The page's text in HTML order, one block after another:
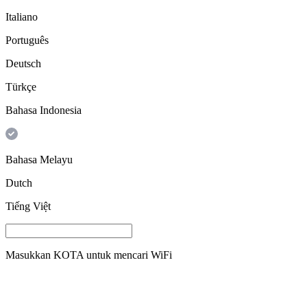
Italiano
Português
Deutsch
Türkçe
Bahasa Indonesia
Bahasa Melayu
Dutch
Tiếng Việt
Masukkan KOTA untuk mencari WiFi